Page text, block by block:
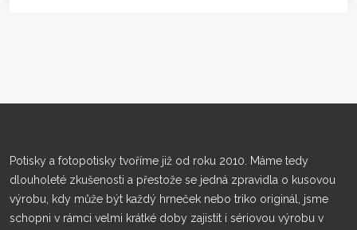
Potisky a fotopotisky tvoříme již od roku 2010. Máme tedy
dlouholeté zkušenosti a přestože se jedná zpravidla o kusovou
výrobu, kdy může být každý hrneček nebo triko originál, jsme
schopni v rámci velmi krátké doby zajistit i sériovou výrobu v